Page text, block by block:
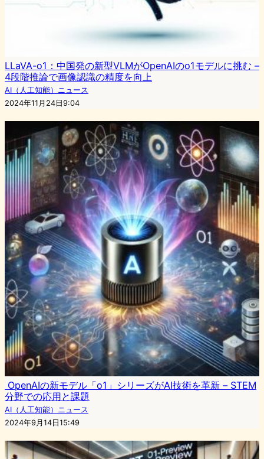
LLaVA-o1：中国発の新型VLMがOpenAIのo1モデルに挑む –
4段階推論で画像認識の精度を向上
AI（人工知能）ニュース
2024年11月24日9:04
OpenAIの新モデル「o1」シリーズがAI技術を革新 – STEM
分野での応用と課題
AI（人工知能）ニュース
2024年9月14日15:49